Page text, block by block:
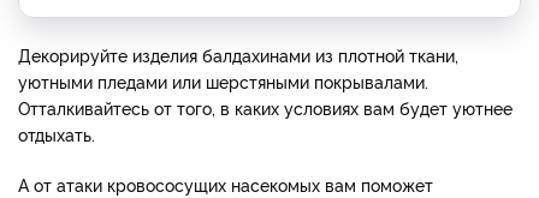
Декорируйте изделия балдахинами из плотной ткани,
уютными пледами или шерстяными покрывалами.
Отталкивайтесь от того, в каких условиях вам будет уютнее
отдыхать.
А от атаки кровососущих насекомых вам поможет